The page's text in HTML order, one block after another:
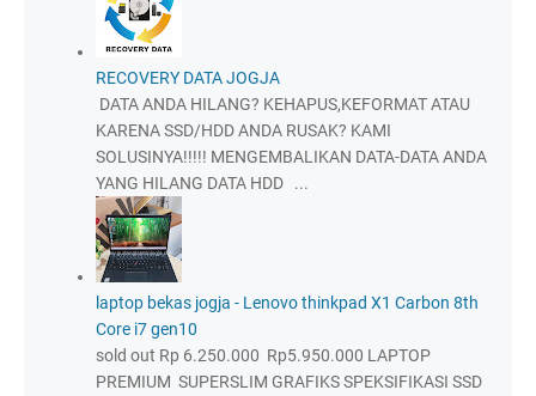
RECOVERY DATA JOGJA
DATA ANDA HILANG? KEHAPUS,KEFORMAT ATAU
KARENA SSD/HDD ANDA RUSAK? KAMI
SOLUSINYA!!!!! MENGEMBALIKAN DATA-DATA ANDA
YANG HILANG DATA HDD ...
laptop bekas jogja - Lenovo thinkpad X1 Carbon 8th
Core i7 gen10
sold out Rp 6.250.000 Rp5.950.000 LAPTOP
PREMIUM SUPERSLIM GRAFIKS SPEKSIFIKASI SSD